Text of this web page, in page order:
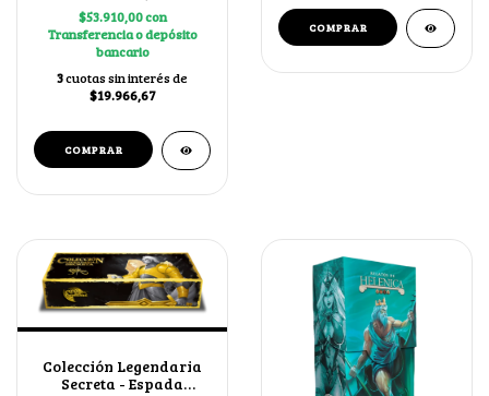
$53.910,00con
Transferencia o depósito
bancario
3cuotas sin interés de
$19.966,67
Colección Legendaria
Secreta - Espada